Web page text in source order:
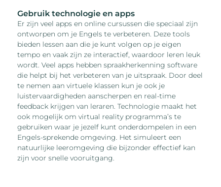
Gebruik technologie en apps
Er zijn veel apps en online cursussen die speciaal zijn
ontworpen om je Engels te verbeteren. Deze tools
bieden lessen aan die je kunt volgen op je eigen
tempo en vaak zijn ze interactief, waardoor leren leuk
wordt. Veel apps hebben spraakherkenning software
die helpt bij het verbeteren van je uitspraak. Door deel
te nemen aan virtuele klassen kun je ook je
luistervaardigheden aanscherpen en real-time
feedback krijgen van leraren. Technologie maakt het
ook mogelijk om virtual reality programma’s te
gebruiken waar je jezelf kunt onderdompelen in een
Engels-sprekende omgeving. Het simuleert een
natuurlijke leeromgeving die bijzonder effectief kan
zijn voor snelle vooruitgang.